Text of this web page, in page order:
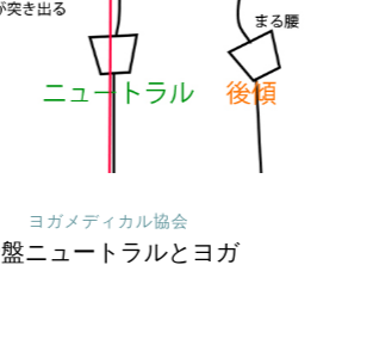
ヨガメディカル協会
ニュートラルとヨガ